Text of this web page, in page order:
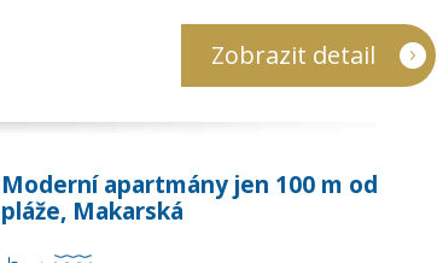
Zobrazit detail
Moderní apartmány jen 100 m od
pláže, Makarská